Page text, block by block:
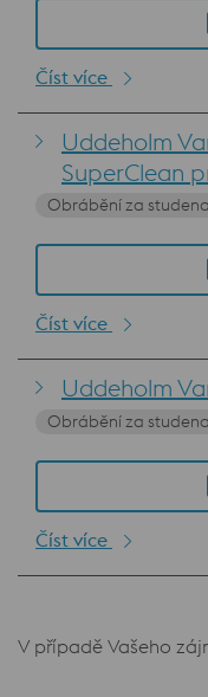
Číst více
Uddeholm
SuperClean
Obrábění za studena
Číst více
Uddeholm
Obrábění za studena
Číst více
V případě Vašeho